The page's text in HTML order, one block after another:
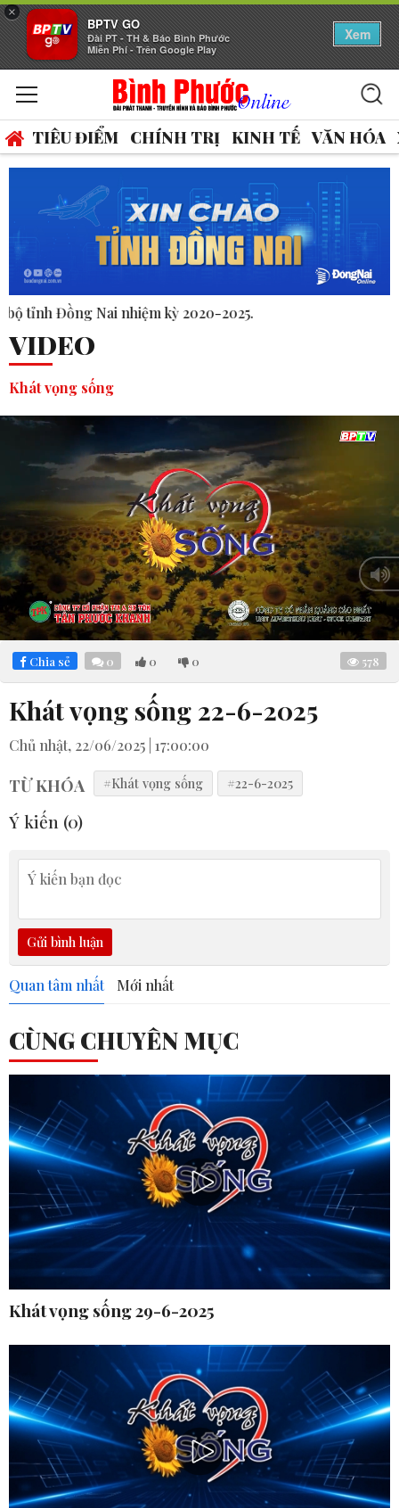
×
BPTV GO
Đài PT - TH & Báo Bình Phước
Miễn Phí - Trên Google Play
Xem
TIÊU ĐIỂM CHÍNH TRỊ KINH TẾ VĂN HÓA
VIDEO
Khát vọng sống
Mute Loaded:
3.49%
Chia sẻ 0 0 0 578
Khát vọng sống 22-6-2025
Chủ nhật, 22/06/2025 | 17:00:00
TỪ KHÓA #Khát vọng sống #22-6-2025
Ý kiến (0)
Gửi bình luận
Quan tâm nhất Mới nhất
CÙNG CHUYÊN MỤC
Khát vọng sống 29-6-2025